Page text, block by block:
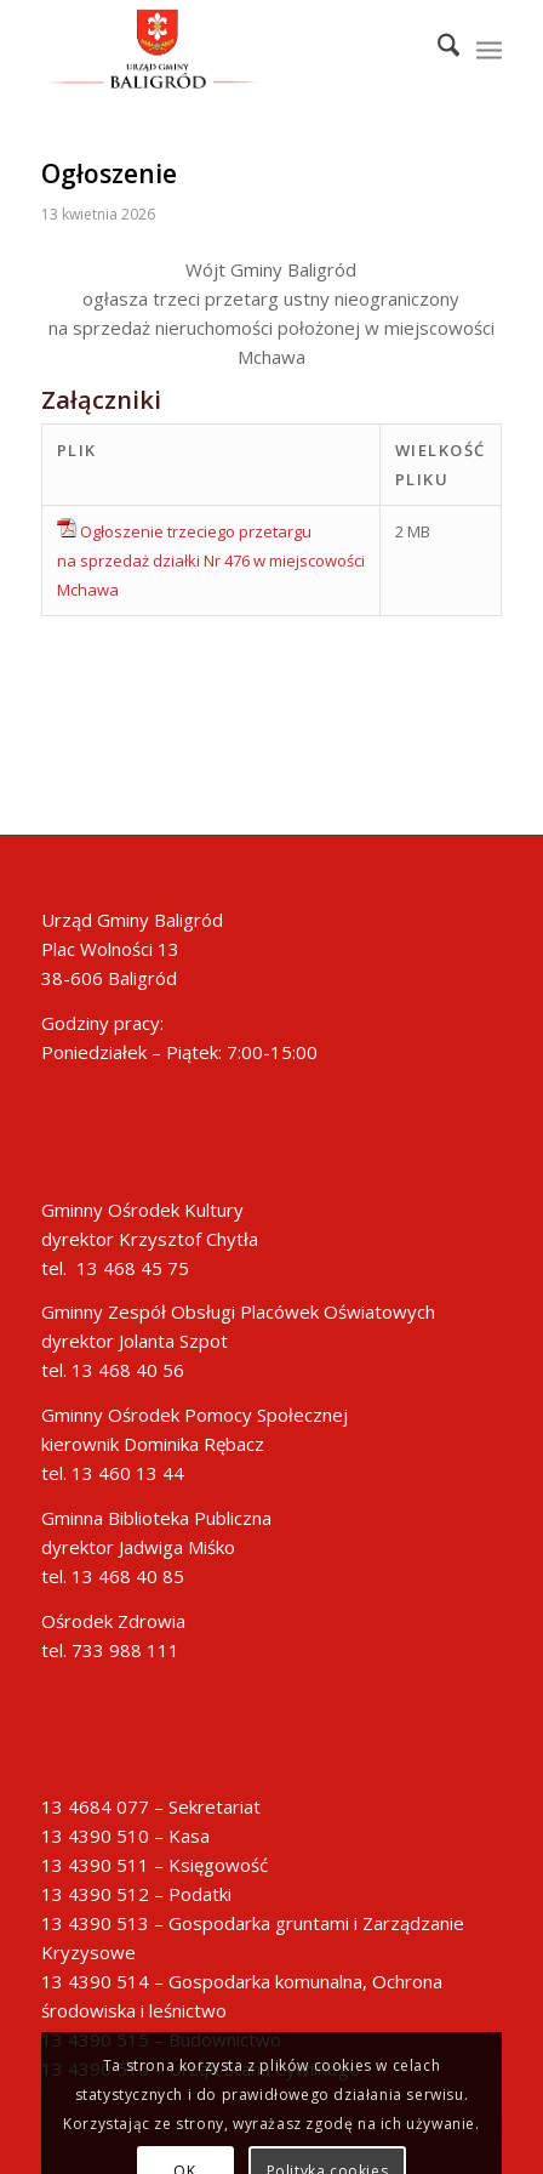
Ogłoszenie
13 kwietnia 2026
Wójt Gminy Baligród
ogłasza trzeci przetarg ustny nieograniczony
na sprzedaż nieruchomości położonej w miejscowości
Mchawa
Załączniki
PLIK
WIELKOŚĆ
PLIKU
Ogłoszenie trzeciego przetargu
na sprzedaż działki Nr 476 w miejscowości
Mchawa
2 MB
Urząd Gminy Baligród
Plac Wolności 13
38-606 Baligród
Godziny pracy:
Poniedziałek – Piątek: 7:00-15:00
Gminny Ośrodek Kultury
dyrektor Krzysztof Chytła
tel. 13 468 45 75
Gminny Zespół Obsługi Placówek Oświatowych
dyrektor Jolanta Szpot
tel. 13 468 40 56
Gminny Ośrodek Pomocy Społecznej
kierownik Dominika Rębacz
tel. 13 460 13 44
Gminna Biblioteka Publiczna
dyrektor Jadwiga Miśko
tel. 13 468 40 85
Ośrodek Zdrowia
tel. 733 988 111
13 4684 077 – Sekretariat
13 4390 510 – Kasa
13 4390 511 – Księgowość
13 4390 512 – Podatki
13 4390 513 – Gospodarka gruntami i Zarządzanie
Kryzysowe
13 4390 514 – Gospodarka komunalna, Ochrona
środowiska i leśnictwo
13 4390 515 – Budownictwo
13 4390 516 – Urząd Stanu Cywilnego
Ta strona korzysta z plików cookies w celach
statystycznych i do prawidłowego działania serwisu.
Korzystając ze strony, wyrażasz zgodę na ich używanie.